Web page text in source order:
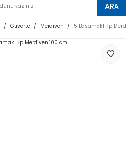
ARA
Güverte Merdiven 5 Basamaklı İp